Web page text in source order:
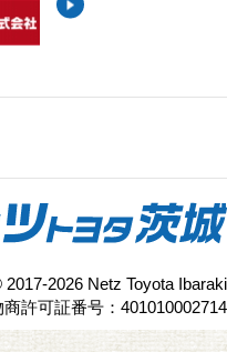
2017-2026 Netz Toyota Ibaraki
商許可証番号：401010002714